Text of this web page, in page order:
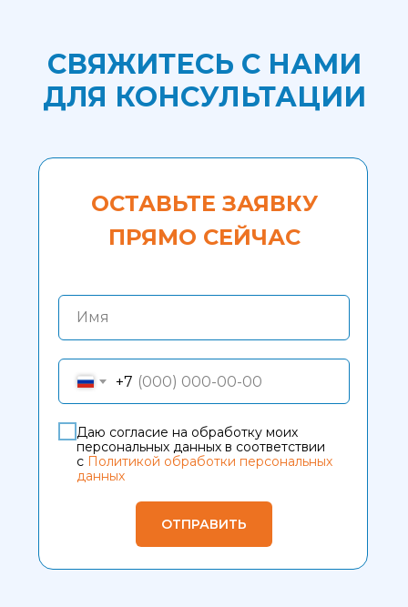
СВЯЖИТЕСЬ С НАМИ
ДЛЯ КОНСУЛЬТАЦИИ
Имя
+7
Даю согласие на обработку моих
персональных данных в соответствии
с Политикой обработки персональных
данных
ОТПРАВИТЬ
ОСТАВЬТЕ ЗАЯВКУ
ПРЯМО СЕЙЧАС